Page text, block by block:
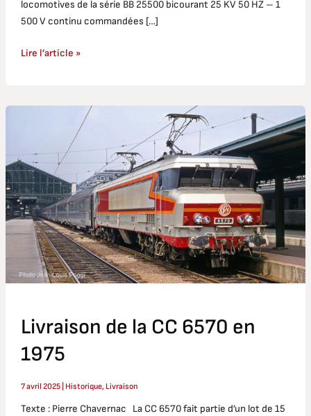
locomotives de la série BB 25500 bicourant 25 KV 50 HZ – 1
500 V continu commandées […]
Lire l’article »
Livraison de la CC 6570 en
1975
7 avril 2025 Historique, Livraison
Texte : Pierre Chavernac La CC 6570 fait partie d’un lot de 15
CC
6570
en
1975